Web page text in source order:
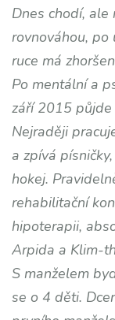
Dnes chodí, ale
rovnováhou, po
ruce má
Po mentální a
září 2015 půjde
Nejraději
a zpívá
hokej.
rehabilitační
hipoterapii,
Arpida a Klim-
S manželem
se o 4 děti.